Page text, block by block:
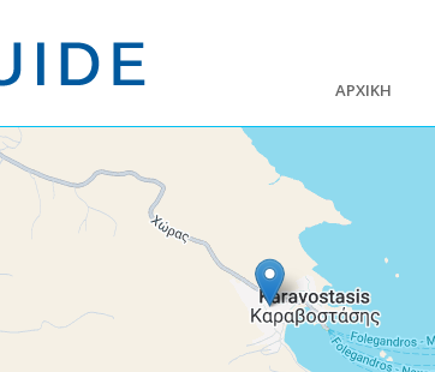
ΑΡΧΙΚΗ